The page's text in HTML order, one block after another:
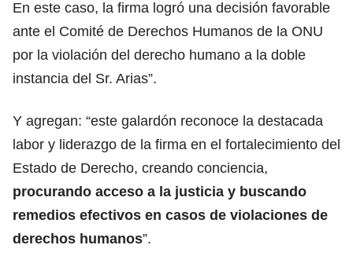
En este caso, la firma logró una decisión favorable
ante el Comité de Derechos Humanos de la ONU
por la violación del derecho humano a la doble
instancia del Sr. Arias”.
Y agregan: “este galardón reconoce la destacada
labor y liderazgo de la firma en el fortalecimiento del
Estado de Derecho, creando conciencia,
procurando acceso a la justicia y buscando
remedios efectivos en casos de violaciones de
derechos humanos”.